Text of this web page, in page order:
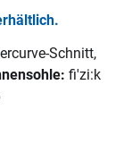
Schnitt,
fi'zi:k